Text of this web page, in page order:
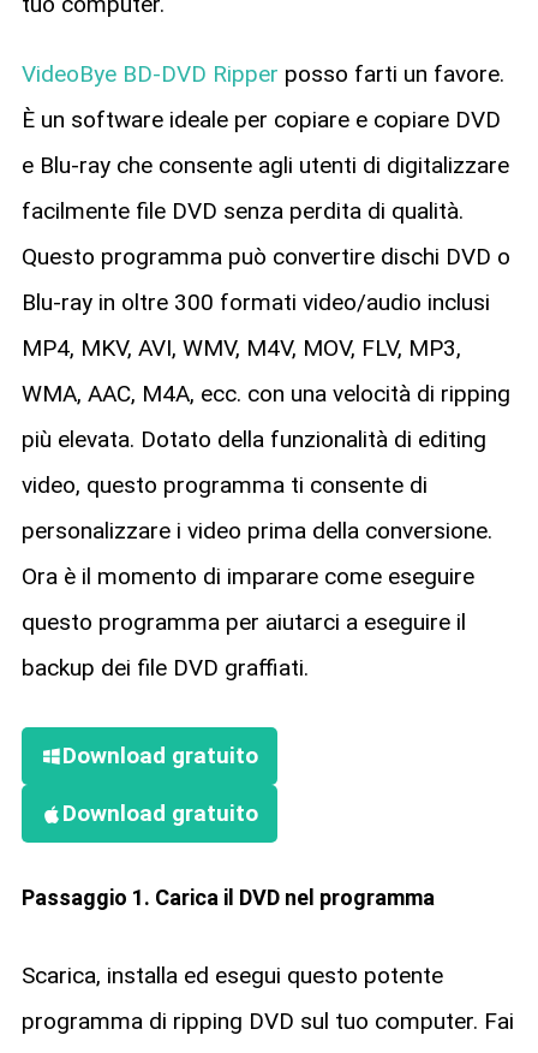
VideoBye BD-DVD Ripper posso farti un favore.
È un software ideale per copiare e copiare DVD
e Blu-ray che consente agli utenti di digitalizzare
facilmente file DVD senza perdita di qualità.
Questo programma può convertire dischi DVD o
Blu-ray in oltre 300 formati video/audio inclusi
MP4, MKV, AVI, WMV, M4V, MOV, FLV, MP3,
WMA, AAC, M4A, ecc. con una velocità di ripping
più elevata. Dotato della funzionalità di editing
video, questo programma ti consente di
personalizzare i video prima della conversione.
Ora è il momento di imparare come eseguire
questo programma per aiutarci a eseguire il
backup dei file DVD graffiati.
Download gratuito
Download gratuito
Passaggio 1. Carica il DVD nel programma
Scarica, installa ed esegui questo potente
programma di ripping DVD sul tuo computer. Fai